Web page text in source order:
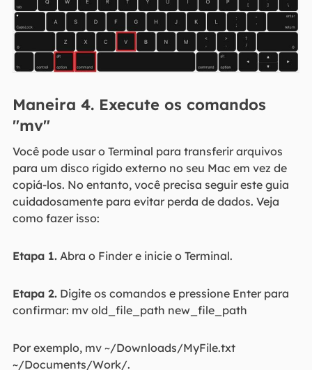
Maneira 4. Execute os comandos
"mv"
Você pode usar o Terminal para transferir arquivos
para um disco rígido externo no seu Mac em vez de
copiá-los. No entanto, você precisa seguir este guia
cuidadosamente para evitar perda de dados. Veja
como fazer isso:
Etapa 1.Abra o Finder e inicie o Terminal.
Etapa 2.Digite os comandos e pressione Enter para
confirmar: mv old_file_path new_file_path
Por exemplo, mv ~/Downloads/MyFile.txt
~/Documents/Work/.